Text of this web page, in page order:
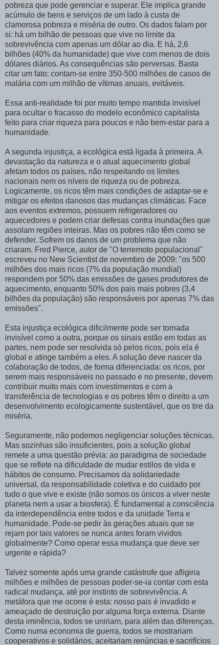
pobreza que pode gerenciar e superar. Ele implica grande
acúmulo de bens e serviços de um lado à custa de
clamorosa pobreza e miséria de outro. Os dados falam por
si: há um bilhão de pessoas que vive no limite da
sobrevivência com apenas um dólar ao dia. E há, 2,6
bilhões (40% da humanidade) que vive com menos de dois
dólares diários. As consequências são perversas. Basta
citar um fato: contam-se entre 350-500 milhões de casos de
malária com um milhão de vítimas anuais, evitáveis.
Essa anti-realidade foi por muito tempo mantida invisível
para ocultar o fracasso do modelo econômico capitalista
feito para criar riqueza para poucos e não bem-estar para a
humanidade.
A segunda injustiça, a ecológica está ligada à primeira. A
devastação da natureza e o atual aquecimento global
afetam todos os países, não respeitando os limites
nacionais nem os níveis de riqueza ou de pobreza.
Logicamente, os ricos têm mais condições de adaptar-se e
mitigar os efeitos danosos das mudanças climáticas. Face
aos eventos extremos, possuem refrigeradores ou
aquecedores e podem criar defesas contra inundações que
assolam regiões inteiras. Mas os pobres não têm como se
defender. Sofrem os danos de um problema que não
criaram. Fred Pierce, autor de "O terremoto populacional"
escreveu no New Scientist de novembro de 2009: "os 500
milhões dos mais ricos (7% da população mundial)
respondem por 50% das emissões de gases produtores de
aquecimento, enquanto 50% dos pais mais pobres (3,4
bilhões da população) são responsáveis por apenas 7% das
emissões".
Esta injustiça ecológica dificilmente pode ser tornada
invisível como a outra, porque os sinais estão em todas as
partes, nem pode ser resolvida só pelos ricos, pois ela é
global e atinge também a eles. A solução deve nascer da
colaboração de todos, de forma diferenciada: os ricos, por
serem mais responsáveis no passado e no presente, devem
contribuir muito mais com investimentos e com a
transferência de tecnologias e os pobres têm o direito a um
desenvolvimento ecologicamente sustentável, que os tire da
miséria.
Seguramente, não podemos negligenciar soluções técnicas.
Mas sozinhas são insuficientes, pois a solução global
remete a uma questão prévia: ao paradigma de sociedade
que se reflete na dificuldade de mudar estilos de vida e
hábitos de consumo. Precisamos da solidariedade
universal, da responsabilidade coletiva e do cuidado por
tudo o que vive e existe (não somos os únicos a viver neste
planeta nem a usar a biosfera). É fundamental a consciência
da interdependência entre todos e da unidade Terra e
humanidade. Pode-se pedir às gerações atuais que se
rejam por tais valores se nunca antes foram vividos
globalmente? Como operar essa mudança que deve ser
urgente e rápida?
Talvez somente após uma grande catástrofe que afligiria
milhões e milhões de pessoas poder-se-ia contar com esta
radical mudança, até por instinto de sobrevivência. A
metáfora que me ocorre é esta: nosso pais é invadido e
ameaçado de destruição por alguma força externa. Diante
desta iminência, todos se uniriam, para além das diferenças.
Como numa economia de guerra, todos se mostrariam
cooperativos e solidários, aceitariam renúncias e sacrifícios